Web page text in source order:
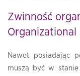
Zwinność
Nawet posiadając
muszą być w